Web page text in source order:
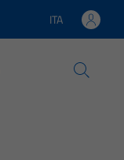
Lingua attiva:
ITA